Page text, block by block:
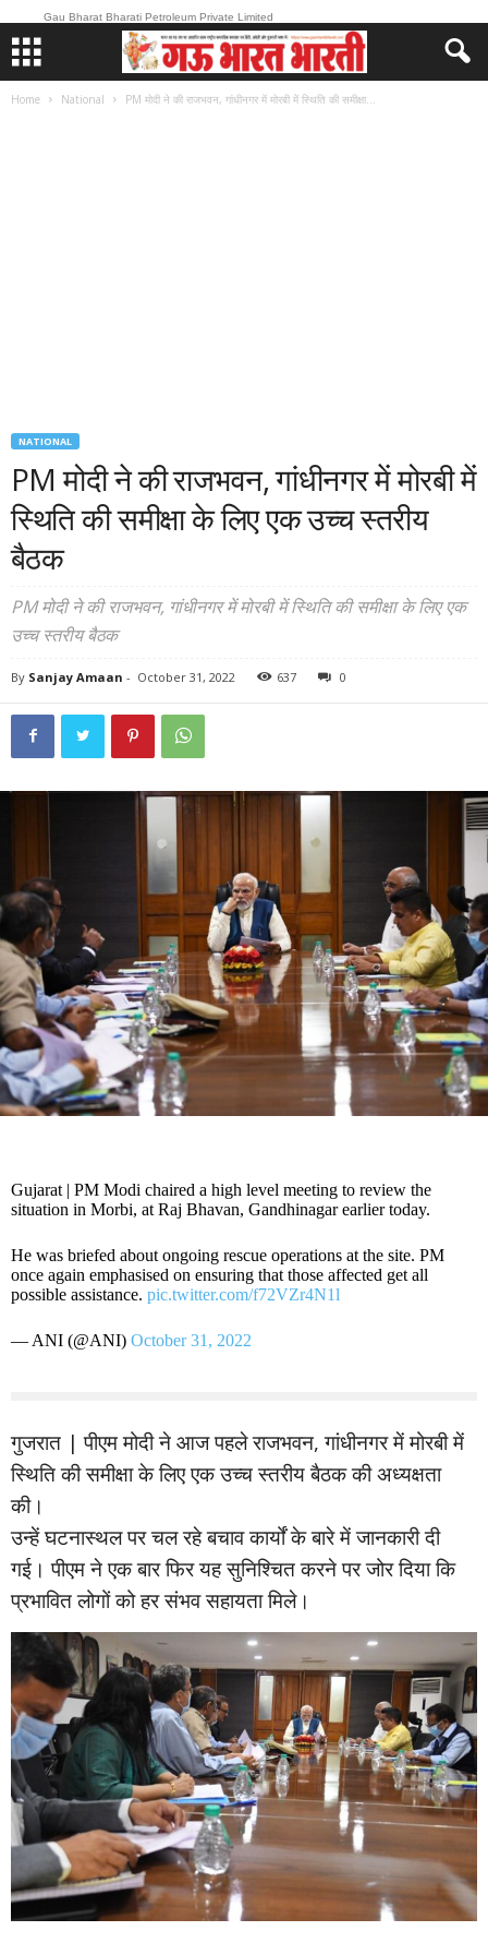
Gau Bharat Bharati Petroleum Private Limited
Home National PM मोदी ने की राजभवन, गांधीनगर में मोरबी में स्थिति की समीक्षा...
NATIONAL
PM मोदी ने की राजभवन, गांधीनगर में मोरबी में
स्थिति की समीक्षा के लिए एक उच्च स्तरीय
बैठक
PM मोदी ने की राजभवन, गांधीनगर में मोरबी में स्थिति की समीक्षा के लिए एक
उच्च स्तरीय बैठक
By Sanjay Amaan - October 31, 2022 637 0
Gujarat | PM Modi chaired a high level meeting to review the
situation in Morbi, at Raj Bhavan, Gandhinagar earlier today.
He was briefed about ongoing rescue operations at the site. PM
once again emphasised on ensuring that those affected get all
possible assistance. pic.twitter.com/f72VZr4N1l
— ANI (@ANI) October 31, 2022
गुजरात | पीएम मोदी ने आज पहले राजभवन, गांधीनगर में मोरबी में
स्थिति की समीक्षा के लिए एक उच्च स्तरीय बैठक की अध्यक्षता
की।
उन्हें घटनास्थल पर चल रहे बचाव कार्यों के बारे में जानकारी दी
गई। पीएम ने एक बार फिर यह सुनिश्चित करने पर जोर दिया कि
प्रभावित लोगों को हर संभव सहायता मिले।